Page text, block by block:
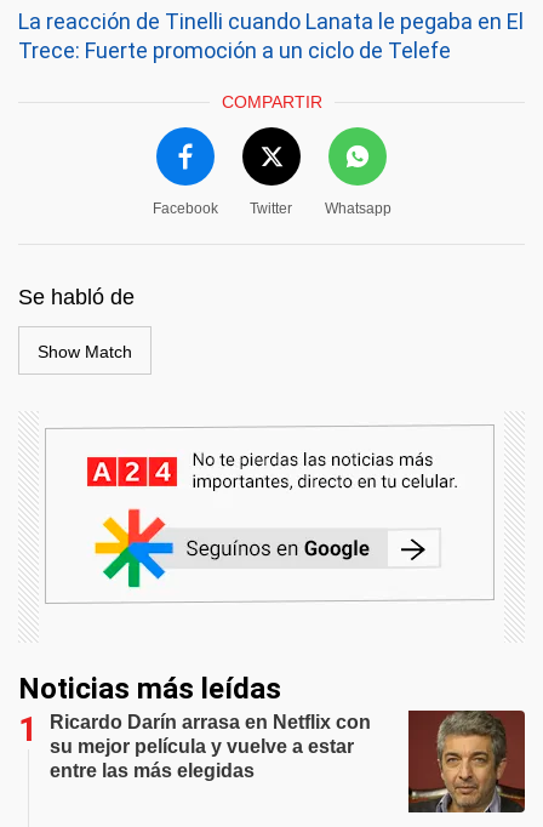
La reacción de Tinelli cuando Lanata le pegaba en El
Trece: Fuerte promoción a un ciclo de Telefe
COMPARTIR
Facebook Twitter Whatsapp
Se habló de
Show Match
Noticias más leídas
Ricardo Darín arrasa en Netflix con
su mejor película y vuelve a estar
entre las más elegidas